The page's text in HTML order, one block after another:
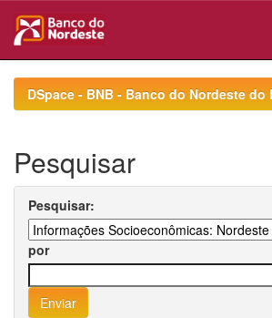
navigationDSpace - BNB - Banco do Nordeste do
Pesquisar
Pesquisar:
por